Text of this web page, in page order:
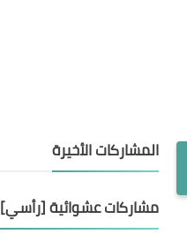
المشاركات الأخيرة
مشاركات عشوائية [رأسي]